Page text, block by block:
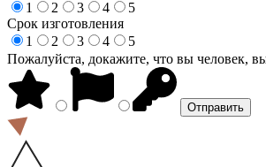
1
2 3 4
5
Срок изготовления
1
2 3 4
5
Пожалуйста, докажите, что вы человек,